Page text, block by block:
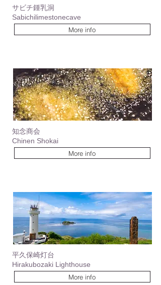
サビチ鍾乳洞
Sabichilimestonecave
More info
知念商会
Chinen Shokai
More info
平久保崎灯台
Hirakubozaki Lighthouse
More info